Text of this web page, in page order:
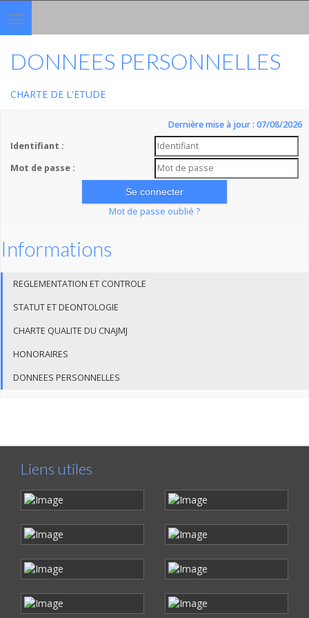
Toggle
navigation
DONNEES PERSONNELLES
CHARTE DE L'ETUDE
Dernière mise à jour : 07/08/2026
Identifiant :
Mot de passe :
Mot de passe oublié ?
Informations
REGLEMENTATION ET CONTROLE
STATUT ET DEONTOLOGIE
CHARTE QUALITE DU CNAJMJ
HONORAIRES
DONNEES PERSONNELLES
Liens utiles